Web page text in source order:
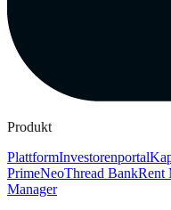
Produkt
PlattformInvestorenportal
PrimeNeoThread BankRent
Manager